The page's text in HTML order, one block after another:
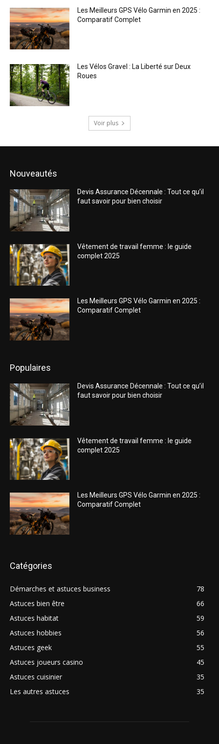
Les Meilleurs GPS Vélo Garmin en 2025 :
Comparatif Complet
Les Vélos Gravel : La Liberté sur Deux
Roues
Voir plus
Nouveautés
Devis Assurance Décennale : Tout ce qu’il
faut savoir pour bien choisir
Vêtement de travail femme : le guide
complet 2025
Les Meilleurs GPS Vélo Garmin en 2025 :
Comparatif Complet
Populaires
Devis Assurance Décennale : Tout ce qu’il
faut savoir pour bien choisir
Vêtement de travail femme : le guide
complet 2025
Les Meilleurs GPS Vélo Garmin en 2025 :
Comparatif Complet
Catégories
Démarches et astuces business
78
Astuces bien être
66
Astuces habitat
59
Astuces hobbies
56
Astuces geek
55
Astuces joueurs casino
45
Astuces cuisinier
35
Les autres astuces
35